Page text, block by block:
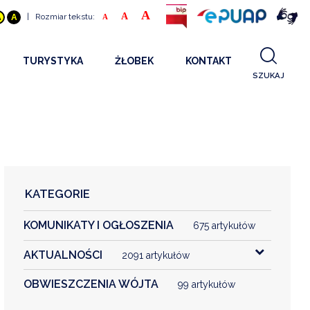
A | Rozmiar tekstu: A A A
TURYSTYKA ŻŁOBEK
KONTAKT
KONTAKT
SZUKAJ
KATEGORIE
KOMUNIKATY I OGŁOSZENIA 675 artykułów
AKTUALNOŚCI 2091 artykułów
OBWIESZCZENIA WÓJTA 99 artykułów